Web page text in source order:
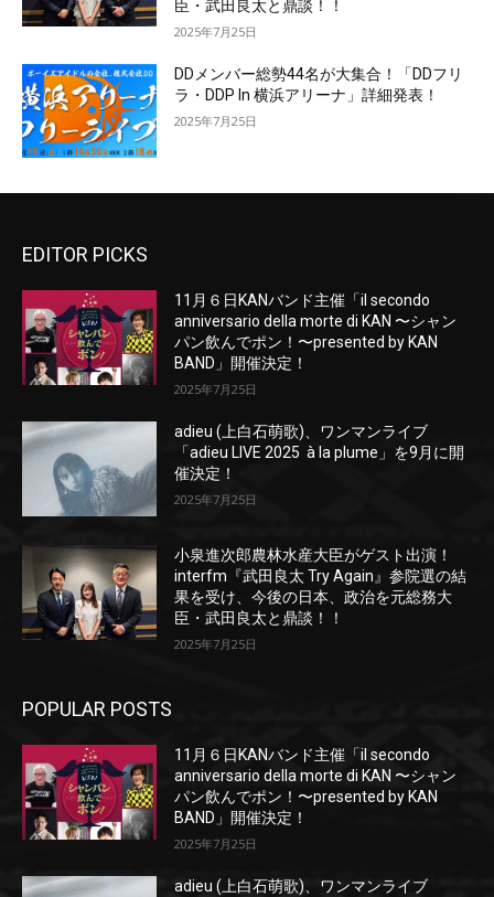
臣・武田良太と鼎談！！
2025年7月25日
DDメンバー総勢44名が大集合！「DDフリ
ラ・DDP In 横浜アリーナ」詳細発表！
2025年7月25日
EDITOR PICKS
11月６日KANバンド主催「il secondo
anniversario della morte di KAN 〜シャン
パン飲んでポン！〜presented by KAN
BAND」開催決定！
2025年7月25日
adieu (上白石萌歌)、ワンマンライブ
「adieu LIVE 2025 à la plume」を9月に開
催決定！
2025年7月25日
小泉進次郎農林水産大臣がゲスト出演！
interfm『武田良太 Try Again』参院選の結
果を受け、今後の日本、政治を元総務大
臣・武田良太と鼎談！！
2025年7月25日
POPULAR POSTS
11月６日KANバンド主催「il secondo
anniversario della morte di KAN 〜シャン
パン飲んでポン！〜presented by KAN
BAND」開催決定！
2025年7月25日
adieu (上白石萌歌)、ワンマンライブ